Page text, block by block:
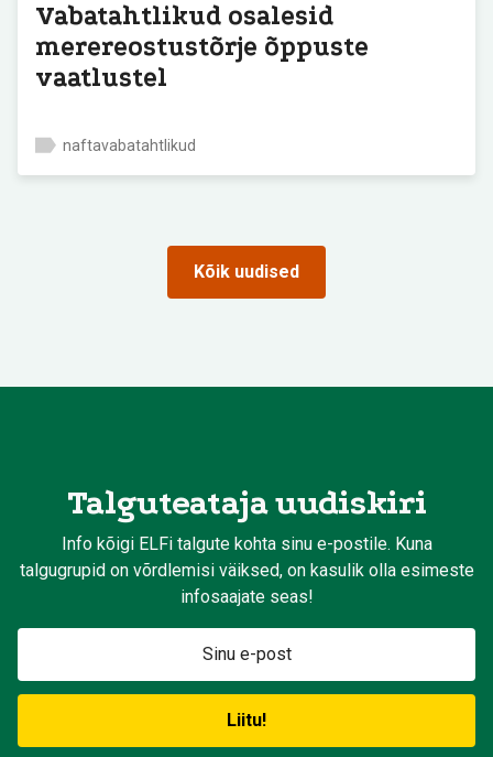
Vabatahtlikud osalesid
merereostustõrje õppuste
vaatlustel
naftavabatahtlikud
Kõik uudised
Talguteataja uudiskiri
Info kõigi ELFi talgute kohta sinu e-postile. Kuna
talgugrupid on võrdlemisi väiksed, on kasulik olla esimeste
infosaajate seas!